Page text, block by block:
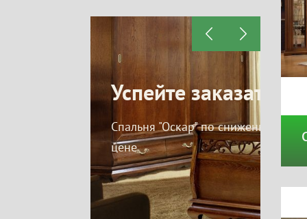
заказать Скидки невестам
На мягкую действует скидка
15% на корпус действует